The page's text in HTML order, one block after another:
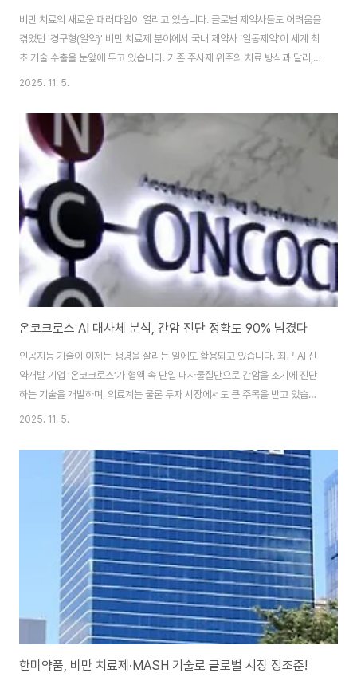
비만 치료의 새로운 패러다임이 열리고 있습니다. 글로벌 제약사들도 어려움을
겪었던 '경구형(알약)' 비만 치료제 분야에서 국내 제약사 ‘일동제약’이 세계 최
초 기술 수출을 눈앞에 두고 있습니다. 기존 주사제 위주의 치료 방식과 달리,
이 회사의 후보물질은 저분자 화합물 기반으로 복용 편의성과 경제성에서 큰
치료 시장의 ‘게임 체인저’가 될 일동제약의 기술, 지금 알아보세요. 자세히 보
러가기 👆 일동제약, 저분자 비만 알약으로 글로벌 시장 정조준 일동제약은 주
사제 형태가 아닌, 경구형 저분자 비만 치료제를 개발 중이며, 현재 기술 수출
협상이 임박한 것으로 전해졌습니다. 기존 주사 기반 치료제의 불편함과 고비
용 문제를 해결할..
2025. 11. 5.
온코크로스 AI 대사체 분석, 간암 진단 정확도 90% 넘겼다
인공지능 기술이 이제는 생명을 살리는 일에도 활용되고 있습니다. 최근 AI 신
약개발 기업 ‘온코크로스’가 혈액 속 단일 대사물질만으로 간암을 조기에 진단
하는 기술을 개발하며, 의료계는 물론 투자 시장에서도 큰 주목을 받고 있습니
다. 이 기술이 어떤 의미를 가지며, 앞으로의 정밀의료 패러다임을 어떻게 바꿀
젠 혈액 한 방울로 90% 이상 정확하게 알아낼 수 있다면 믿어지시나요? 지금
바로 확인해 보세요. 자세히 보러가기 👆 AI로 조기 진단… 정밀의료의 새 전환
점 온코크로스는 UNIST, 순천향대 천안병원 암센터와 공동연구를 통해 ‘2-에
틸헥산올(2-ethylhexanol)’이라는 대사물질을 이용한 간암 조기 진단법을
2025. 11. 5.
한미약품, 비만 치료제·MASH 기술로 글로벌 시장 정조준!